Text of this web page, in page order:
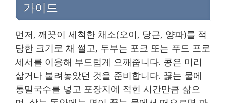
가이드
먼저, 깨끗이 세척한 채소(오이, 당근, 양파)를 적
당한 크기로 채 썰고, 두부는 포크 또는 푸드 프로
세서를 이용해 부드럽게 으깨줍니다. 콩은 미리
삶거나 불려놓았던 것을 준비합니다. 끓는 물에
통밀국수를 넣고 포장지에 적힌 시간만큼 삶으